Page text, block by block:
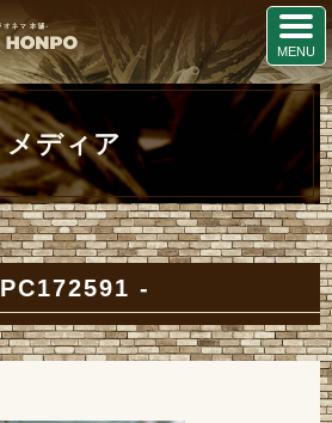
メディア
PC172591